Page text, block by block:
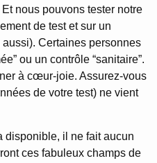
nous pouvons tester notre
de test et sur un
Certaines personnes
ou un contrôle “sanitaire”.
à cœur-joie. Assurez-vous
de votre test) ne vient
disponible, il ne fait aucun
ces fabuleux champs de